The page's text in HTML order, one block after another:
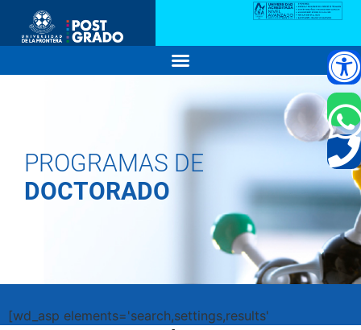
PROGRAMAS DE
DOCTORADO
[wd_asp elements='search,settings,results'